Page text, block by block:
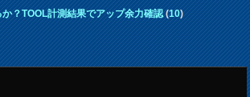
？TOOL計測結果でアップ余力確認(10)